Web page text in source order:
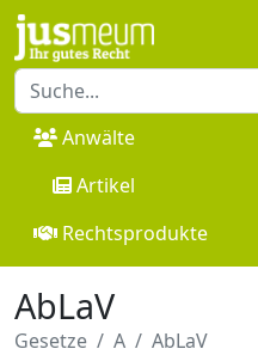
Anwälte
Artikel
Rechtsprodukte
AbLaV
Gesetze A AbLaV